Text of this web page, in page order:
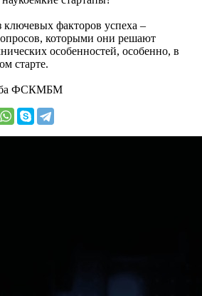
факторов успеха –
которыми они решают
особенностей, особенно, в
старте.
ФСКМБМ